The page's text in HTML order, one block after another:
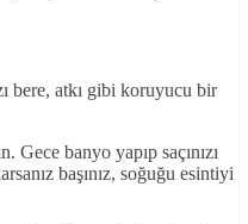
bere, atkı gibi koruyucu bir
Gece banyo yapıp saçınızı
başınız, soğuğu esintiyi